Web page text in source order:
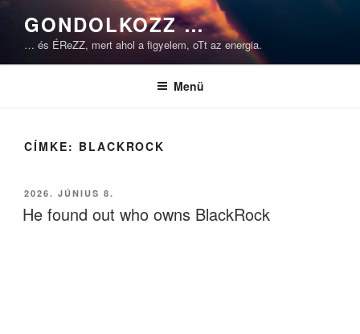
Tartalomhoz
GONDOLKOZZ …
… és ÉReZZ, mert ahol a figyelem, oTt az energia.
Menü
CÍMKE: BLACKROCK
BEKÜLDVE:
2026. JÚNIUS 8.
He found out who owns BlackRock